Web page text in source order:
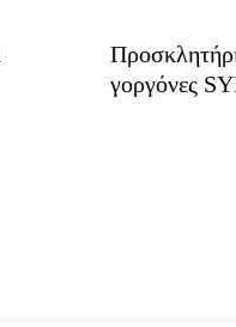
γοργόνες